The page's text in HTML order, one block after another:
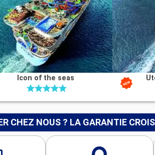
Icon of the seas
CHEZ NOUS ? LA GARANTIE